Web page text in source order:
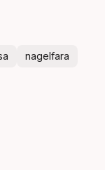
nagelfara